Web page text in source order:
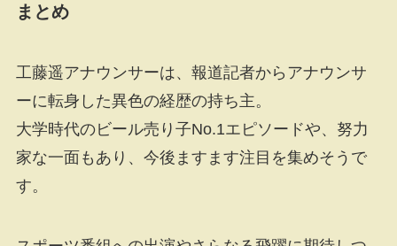
まとめ
工藤遥アナウンサーは、報道記者からアナウンサ
ーに転身した異色の経歴の持ち主。
大学時代のビール売り子No.1エピソードや、努力
家な一面もあり、今後ますます注目を集めそうで
す。